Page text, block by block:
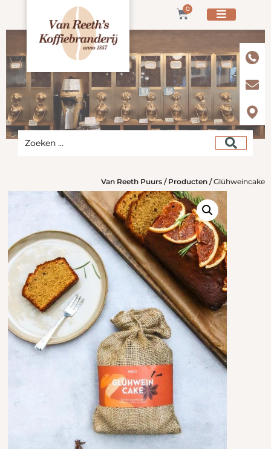
0
Van Reeth Puurs / Producten /Glühweincake